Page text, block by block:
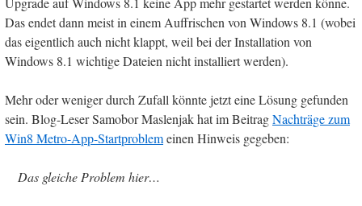
Das endet dann meist in einem Auffrischen von Windows 8.1 (wobei
das eigentlich auch nicht klappt, weil bei der Installation von
Windows 8.1 wichtige Dateien nicht installiert werden).
Mehr oder weniger durch Zufall könnte jetzt eine Lösung gefunden
sein. Blog-Leser Samobor Maslenjak hat im BeitragNachträge zum
Win8 Metro-App-Startproblemeinen Hinweis gegeben:
Das gleiche Problem hier…